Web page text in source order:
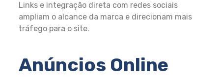
Links e integração direta com redes sociais
ampliam o alcance da marca e direcionam mais
tráfego para o site.
Anúncios Online